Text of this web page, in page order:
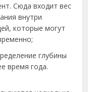
Сюда входит вес
внутри
которые могут
глубины
время года.